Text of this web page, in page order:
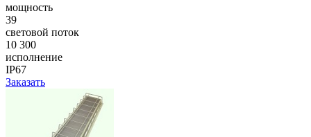
мощность
39
световой поток
10 300
исполнение
IP67
Заказать